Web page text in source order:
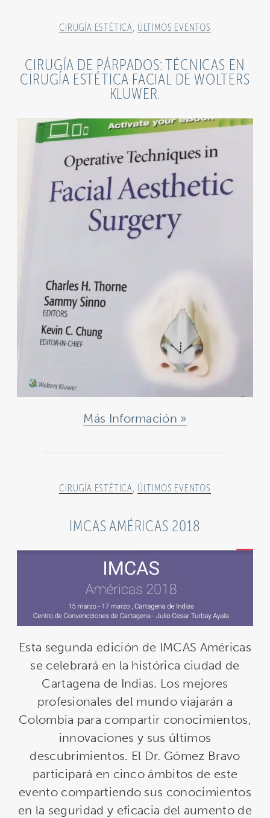
CIRUGÍA ESTÉTICA ÚLTIMOS EVENTOS
CIRUGÍA DE PÁRPADOS: TÉCNICAS EN
CIRUGÍA ESTÉTICA FACIAL DE WOLTERS
KLUWER.
Más Información
CIRUGÍA ESTÉTICA ÚLTIMOS EVENTOS
IMCAS AMÉRICAS 2018
Esta segunda edición de IMCAS Américas
se celebrará en la histórica ciudad de
Cartagena de Indias. Los mejores
profesionales del mundo viajarán a
Colombia para compartir conocimientos,
innovaciones y sus últimos
descubrimientos. El Dr. Gómez Bravo
participará en cinco ámbitos de este
evento compartiendo sus conocimientos
en la seguridad y eficacia del aumento de